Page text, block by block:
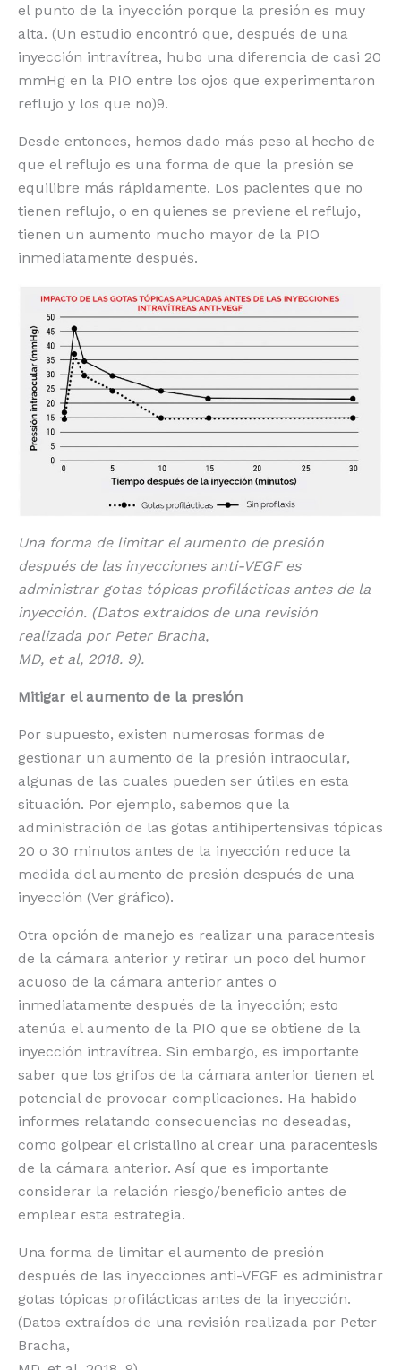
el punto de la inyección porque la presión es muy
alta. (Un estudio encontró que, después de una
inyección intravítrea, hubo una diferencia de casi 20
mmHg en la PIO entre los ojos que experimentaron
reflujo y los que no)9.
Desde entonces, hemos dado más peso al hecho de
que el reflujo es una forma de que la presión se
equilibre más rápidamente. Los pacientes que no
tienen reflujo, o en quienes se previene el reflujo,
tienen un aumento mucho mayor de la PIO
inmediatamente después.
Una forma de limitar el aumento de presión
después de las inyecciones anti-VEGF es
administrar gotas tópicas profilácticas antes de la
inyección. (Datos extraídos de una revisión
realizada por Peter Bracha,
MD, et al, 2018. 9).
Mitigar el aumento de la presión
Por supuesto, existen numerosas formas de
gestionar un aumento de la presión intraocular,
algunas de las cuales pueden ser útiles en esta
situación. Por ejemplo, sabemos que la
administración de las gotas antihipertensivas tópicas
20 o 30 minutos antes de la inyección reduce la
medida del aumento de presión después de una
inyección (Ver gráfico).
Otra opción de manejo es realizar una paracentesis
de la cámara anterior y retirar un poco del humor
acuoso de la cámara anterior antes o
inmediatamente después de la inyección; esto
atenúa el aumento de la PIO que se obtiene de la
inyección intravítrea. Sin embargo, es importante
saber que los grifos de la cámara anterior tienen el
potencial de provocar complicaciones. Ha habido
informes relatando consecuencias no deseadas,
como golpear el cristalino al crear una paracentesis
de la cámara anterior. Así que es importante
considerar la relación riesgo/beneficio antes de
emplear esta estrategia.
Una forma de limitar el aumento de presión
después de las inyecciones anti-VEGF es administrar
gotas tópicas profilácticas antes de la inyección.
(Datos extraídos de una revisión realizada por Peter
Bracha,